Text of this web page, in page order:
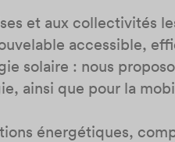
et aux collectivités
accessible,
solaire : nous
ainsi que pour la
énergétiques,